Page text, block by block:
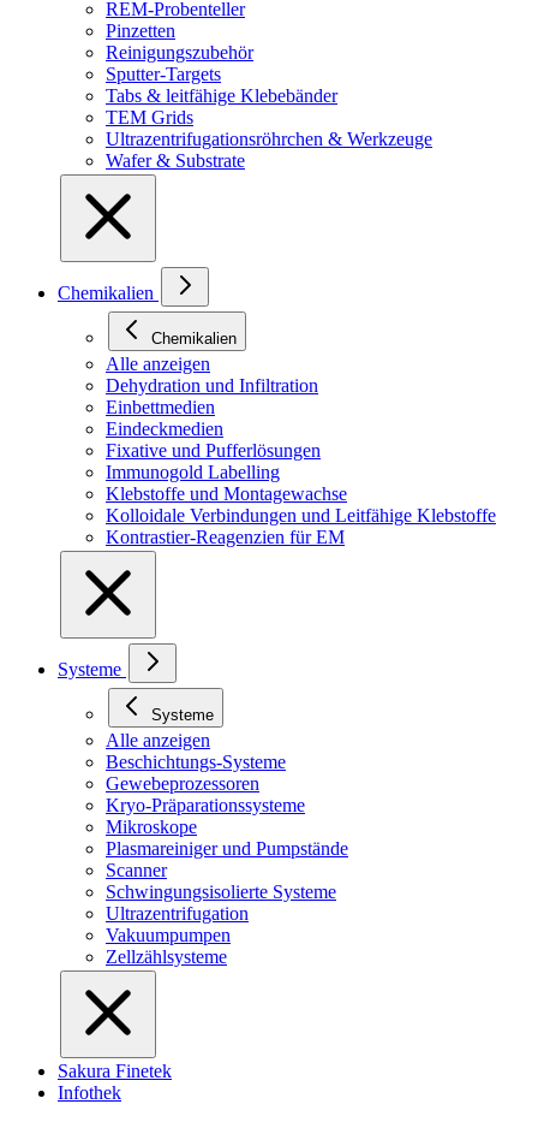
REM-Probenteller
Pinzetten
Reinigungszubehör
Sputter-Targets
Tabs & leitfähige Klebebänder
TEM Grids
Ultrazentrifugationsröhrchen & Werkzeuge
Wafer & Substrate
Chemikalien
Chemikalien
Alle anzeigen
Dehydration und Infiltration
Einbettmedien
Eindeckmedien
Fixative und Pufferlösungen
Immunogold Labelling
Klebstoffe und Montagewachse
Kolloidale Verbindungen und Leitfähige Klebstoffe
Kontrastier-Reagenzien für EM
Systeme
Systeme
Alle anzeigen
Beschichtungs-Systeme
Gewebeprozessoren
Kryo-Präparationssysteme
Mikroskope
Plasmareiniger und Pumpstände
Scanner
Schwingungsisolierte Systeme
Ultrazentrifugation
Vakuumpumpen
Zellzählsysteme
Sakura Finetek
Infothek